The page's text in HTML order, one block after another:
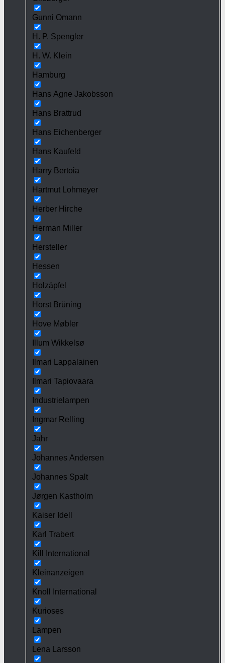
Gunni Omann
H. P. Spengler
H. W. Klein
Hamburg
Hans Agne Jakobsson
Hans Brattrud
Hans Eichenberger
Hans Kaufeld
Harry Bertoia
Hartmut Lohmeyer
Herber Hirche
Herman Miller
Hersteller
Hessen
Holzäpfel
Horst Brüning
Hove Møbler
Illum Wikkelsø
Ilmari Lappalainen
Ilmari Tapiovaara
Industrielampen
Ingmar Relling
Jahr
Johannes Andersen
Johannes Spalt
Jørgen Kastholm
Kaiser Idell
Karl Trabert
Kill International
Kleinanzeigen
Knoll International
Kurioses
Lampen
Lena Larsson